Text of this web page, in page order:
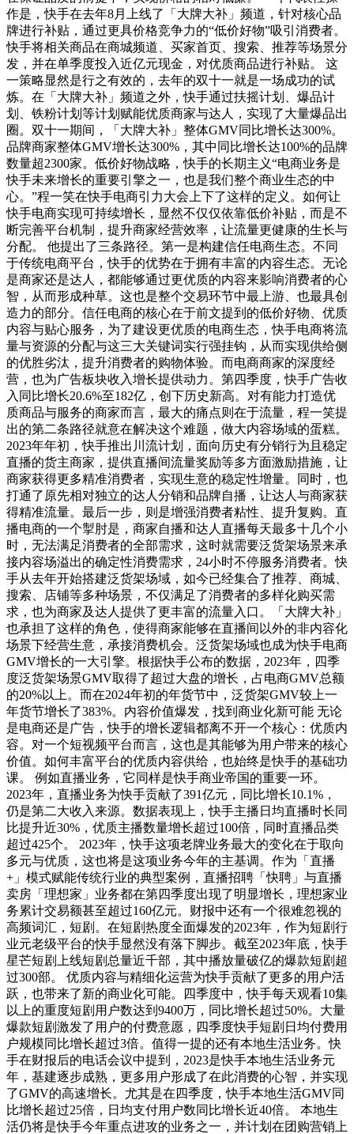
作是，快手在去年8月上线了「大牌大补」频道，针对核心品
牌进行补贴，通过更具价格竞争力的“低价好物”吸引消费者。
快手将相关商品在商城频道、买家首页、搜索、推荐等场景分
发，并在单季度投入近亿元现金，对优质商品进行补贴。 这
一策略显然是行之有效的，去年的双十一就是一场成功的试
炼。在「大牌大补」频道之外，快手通过扶摇计划、爆品计
划、铁粉计划等计划赋能优质商家与达人，实现了大量爆品出
圈。双十一期间，「大牌大补」整体GMV同比增长达300%。
品牌商家整体GMV增长达300%，其中同比增长达100%的品牌
数量超2300家。低价好物战略，快手的长期主义“电商业务是
快手未来增长的重要引擎之一，也是我们整个商业生态的中
心。”程一笑在快手电商引力大会上下了这样的定义。如何让
快手电商实现可持续增长，显然不仅仅依靠低价补贴，而是不
断完善平台机制，提升商家经营效率，让流量更健康的生长与
分配。 他提出了三条路径。第一是构建信任电商生态。不同
于传统电商平台，快手的优势在于拥有丰富的内容生态。无论
是商家还是达人，都能够通过更优质的内容来影响消费者的心
智，从而形成种草。这也是整个交易环节中最上游、也最具创
造力的部分。信任电商的核心在于前文提到的低价好物、优质
内容与贴心服务，为了建设更优质的电商生态，快手电商将流
量与资源的分配与这三大关键词实行强挂钩，从而实现供给侧
的优胜劣汰，提升消费者的购物体验。而电商商家的深度经
营，也为广告板块收入增长提供动力。第四季度，快手广告收
入同比增长20.6%至182亿，创下历史新高。对有能力打造优
质商品与服务的商家而言，最大的痛点则在于流量，程一笑提
出的第二条路径就意在解决这个难题，做大内容场域的蛋糕。
2023年年初，快手推出川流计划，面向历史有分销行为且稳定
直播的货主商家，提供直播间流量奖励等多方面激励措施，让
商家获得更多精准消费者，实现生意的稳定性增量。同时，也
打通了原先相对独立的达人分销和品牌自播，让达人与商家获
得精准流量。最后一步，则是增强消费者粘性、提升复购。直
播电商的一个掣肘是，商家自播和达人直播每天最多十几个小
时，无法满足消费者的全部需求，这时就需要泛货架场景来承
接内容场溢出的确定性消费需求，24小时不停服务消费者。快
手从去年开始搭建泛货架场域，如今已经集合了推荐、商城、
搜索、店铺等多种场景，不仅满足了消费者的多样化购买需
求，也为商家及达人提供了更丰富的流量入口。「大牌大补」
也承担了这样的角色，使得商家能够在直播间以外的非内容化
场景下经营生意，承接消费机会。泛货架场域也成为快手电商
GMV增长的一大引擎。根据快手公布的数据，2023年，四季
度泛货架场景GMV取得了超过大盘的增长，占电商GMV总额
的20%以上。而在2024年初的年货节中，泛货架GMV较上一
年货节增长了383%。内容价值爆发，找到商业化新可能 无论
是电商还是广告，快手的增长逻辑都离不开一个核心：优质内
容。对一个短视频平台而言，这也是其能够为用户带来的核心
价值。如何丰富平台的优质内容供给，也始终是快手的基础功
课。 例如直播业务，它同样是快手商业帝国的重要一环。
2023年，直播业务为快手贡献了391亿元，同比增长10.1%，
仍是第二大收入来源。数据表现上，快手主播日均直播时长同
比提升近30%，优质主播数量增长超过100倍，同时直播品类
超过425个。 2023年，快手这项老牌业务最大的变化在于取向
多元与优质，这也将是这项业务今年的主基调。作为「直播
+」模式赋能传统行业的典型案例，直播招聘「快聘」与直播
卖房「理想家」业务都在第四季度出现了明显增长，理想家业
务累计交易额甚至超过160亿元。财报中还有一个很难忽视的
高频词汇，短剧。在短剧热度全面爆发的2023年，作为短剧行
业元老级平台的快手显然没有落下脚步。截至2023年底，快手
星芒短剧上线短剧总量近千部，其中播放量破亿的爆款短剧超
过300部。 优质内容与精细化运营为快手贡献了更多的用户活
跃，也带来了新的商业化可能。四季度中，快手每天观看10集
以上的重度短剧用户数达到9400万，同比增长超过50%。大量
爆款短剧激发了用户的付费意愿，四季度快手短剧日均付费用
户规模同比增长超过3倍。值得一提的还有本地生活业务。快
手在财报后的电话会议中提到，2023是快手本地生活业务元
年，基建逐步成熟，更多用户形成了在此消费的心智，并实现
了GMV的高速增长。尤其是在四季度，快手本地生活GMV同
比增长超过25倍，日均支付用户数同比增长近40倍。 本地生
活仍将是快手今年重点进攻的业务之一，并计划在团购营销上